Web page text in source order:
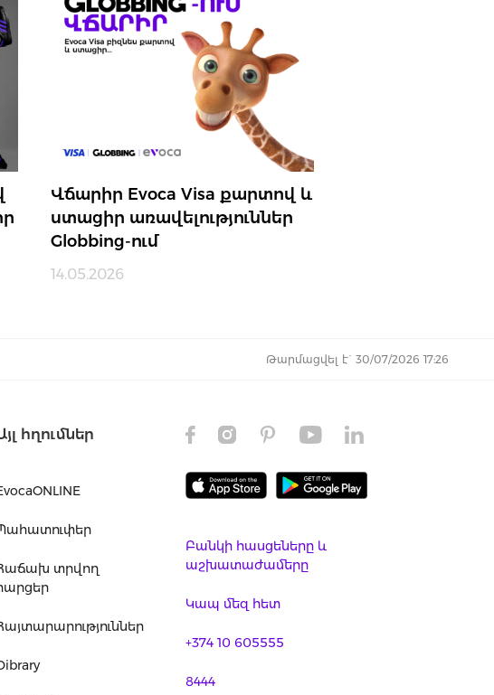
Վճարիր Evoca Visa քարտով և
ստացիր առավելություններ
Globbing-ում
14.05.2026
Թարմացվել է` 30/07/2026 17:26
հղումներ
տրվող
Բանկի հասցեները և
աշխատաժամերը
Կապ մեզ հետ
+374 10 605555
8444